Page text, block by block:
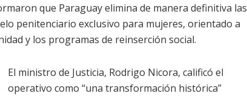
que Paraguay elimina de manera definitiva las
penitenciario exclusivo para mujeres, orientado a
y los programas de reinserción social.
El ministro de Justicia, Rodrigo Nicora, calificó el
operativo como “una transformación histórica”